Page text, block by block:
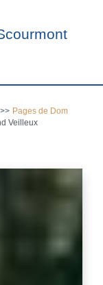
Pages de Dom
Veilleux